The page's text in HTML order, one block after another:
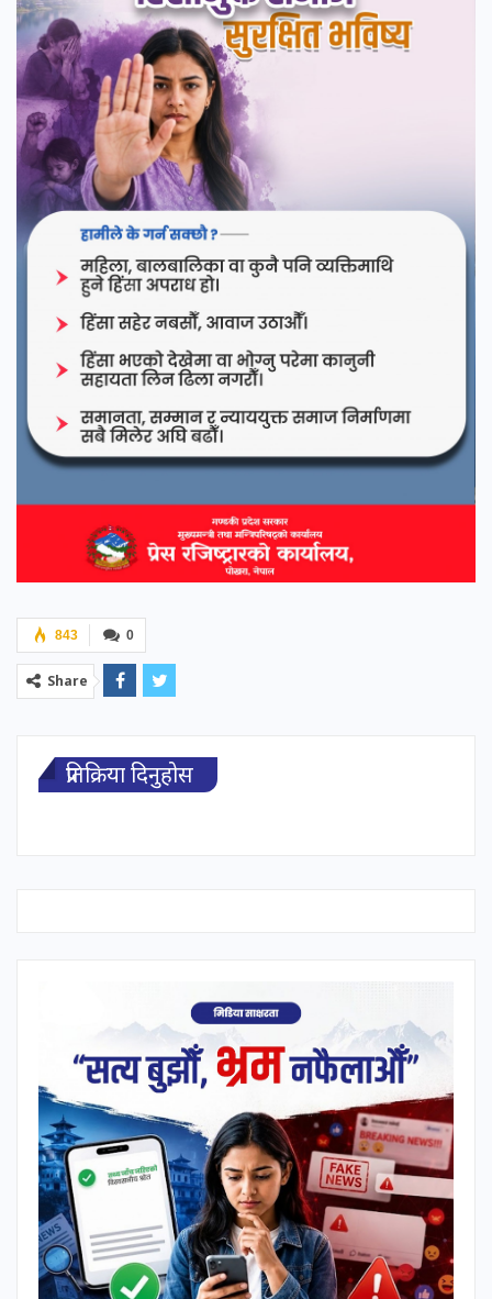
0
843
Share
प्रतिक्रिया दिनुहोस